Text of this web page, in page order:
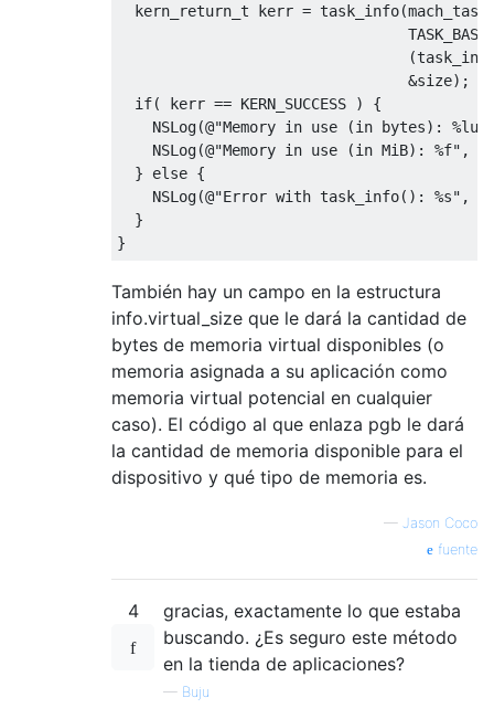
kern_return_t kerr = task_info(
(
&size);
if( kerr == KERN_SUCCESS )
{
NSLog(@"Memory in use (in bytes): %lu"
NSLog(@"Memory in use (in MiB): %f" ,
}
else {
NSLog(@"Error with task_info(): %s" ,
}
}
También hay un campo en la estructura
info.virtual_size que le dará la cantidad de
bytes de memoria virtual disponibles (o
memoria asignada a su aplicación como
memoria virtual potencial en cualquier
caso). El código al que enlaza pgb le dará
la cantidad de memoria disponible para el
dispositivo y qué tipo de memoria es.
— Jason Coco
fuente
4
gracias, exactamente lo que estaba
buscando. ¿Es seguro este método
en la tienda de aplicaciones?
— Buju